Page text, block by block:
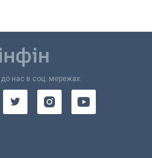
нас в соц. мережах: